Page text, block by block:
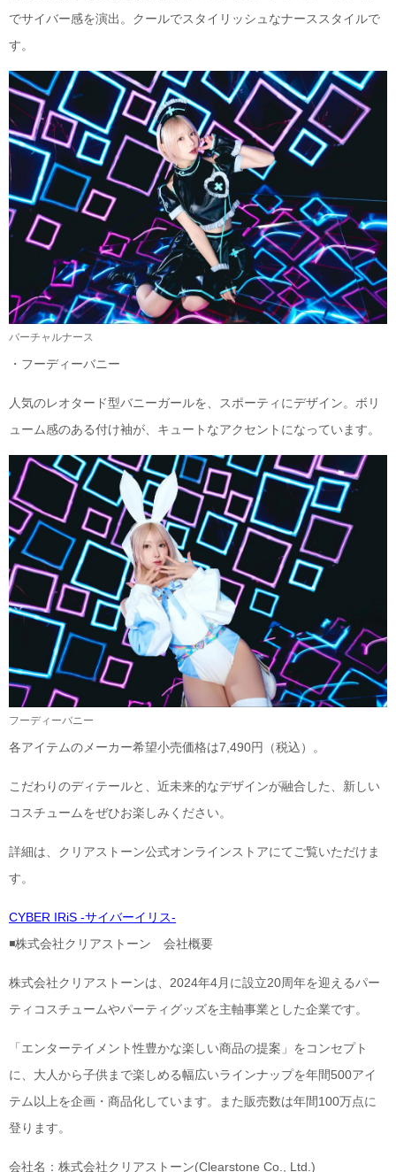
でサイバー感を演出。クールでスタイリッシュなナーススタイルで
す。
バーチャルナース
・フーディーバニー
人気のレオタード型バニーガールを、スポーティにデザイン。ボリ
ューム感のある付け袖が、キュートなアクセントになっています。
フーディーバニー
各アイテムのメーカー希望小売価格は7,490円（税込）。
こだわりのディテールと、近未来的なデザインが融合した、新しい
コスチュームをぜひお楽しみください。
詳細は、クリアストーン公式オンラインストアにてご覧いただけま
す。
CYBER IRiS -サイバーイリス-
◾️株式会社クリアストーン 会社概要
株式会社クリアストーンは、2024年4月に設立20周年を迎えるパー
ティコスチュームやパーティグッズを主軸事業とした企業です。
「エンターテイメント性豊かな楽しい商品の提案」をコンセプト
に、大人から子供まで楽しめる幅広いラインナップを年間500アイ
テム以上を企画・商品化しています。また販売数は年間100万点に
登ります。
会社名：株式会社クリアストーン(Clearstone Co., Ltd.)